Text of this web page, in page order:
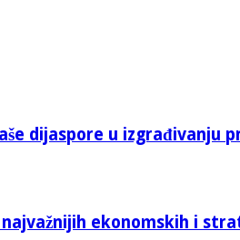
dijaspore u izgrađivanju
ekonomskih i